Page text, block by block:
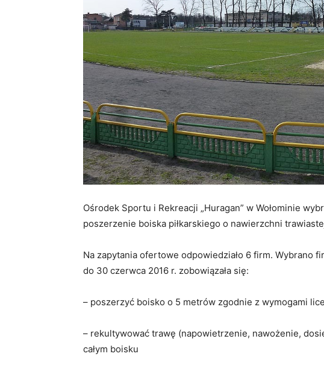
Ośrodek Sportu i Rekreacji „Huragan” w Wołominie
poszerzenie boiska piłkarskiego o nawierzchni
Na zapytania ofertowe odpowiedziało 6 firm. Wybrano
do 30 czerwca 2016 r. zobowiązała się:
– poszerzyć boisko o 5 metrów zgodnie z wymogami
– rekultywować trawę (napowietrzenie, nawożenie,
całym boisku